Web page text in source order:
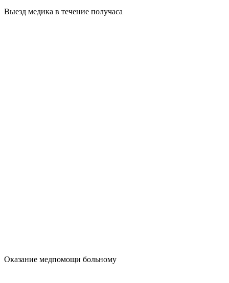
Выезд медика в течение получаса
Оказание медпомощи больному